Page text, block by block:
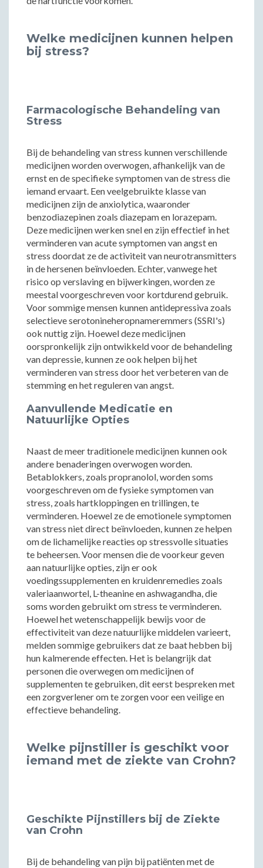
Welke medicijnen kunnen helpen
bij stress?
Farmacologische Behandeling van
Stress
Bij de behandeling van stress kunnen verschillende
medicijnen worden overwogen, afhankelijk van de
ernst en de specifieke symptomen van de stress die
iemand ervaart. Een veelgebruikte klasse van
medicijnen zijn de anxiolytica, waaronder
benzodiazepinen zoals diazepam en lorazepam.
Deze medicijnen werken snel en zijn effectief in het
verminderen van acute symptomen van angst en
stress doordat ze de activiteit van neurotransmitters
in de hersenen beïnvloeden. Echter, vanwege het
risico op verslaving en bijwerkingen, worden ze
meestal voorgeschreven voor kortdurend gebruik.
Voor sommige mensen kunnen antidepressiva zoals
selectieve serotonineheropnameremmers (SSRI's)
ook nuttig zijn. Hoewel deze medicijnen
oorspronkelijk zijn ontwikkeld voor de behandeling
van depressie, kunnen ze ook helpen bij het
verminderen van stress door het verbeteren van de
stemming en het reguleren van angst.
Aanvullende Medicatie en
Natuurlijke Opties
Naast de meer traditionele medicijnen kunnen ook
andere benaderingen overwogen worden.
Betablokkers, zoals propranolol, worden soms
voorgeschreven om de fysieke symptomen van
stress, zoals hartkloppingen en trillingen, te
verminderen. Hoewel ze de emotionele symptomen
van stress niet direct beïnvloeden, kunnen ze helpen
om de lichamelijke reacties op stressvolle situaties
te beheersen. Voor mensen die de voorkeur geven
aan natuurlijke opties, zijn er ook
voedingssupplementen en kruidenremedies zoals
valeriaanwortel, L-theanine en ashwagandha, die
soms worden gebruikt om stress te verminderen.
Hoewel het wetenschappelijk bewijs voor de
effectiviteit van deze natuurlijke middelen varieert,
melden sommige gebruikers dat ze baat hebben bij
hun kalmerende effecten. Het is belangrijk dat
personen die overwegen om medicijnen of
supplementen te gebruiken, dit eerst bespreken met
een zorgverlener om te zorgen voor een veilige en
effectieve behandeling.
Welke pijnstiller is geschikt voor
iemand met de ziekte van Crohn?
Geschikte Pijnstillers bij de Ziekte
van Crohn
Bij de behandeling van pijn bij patiënten met de